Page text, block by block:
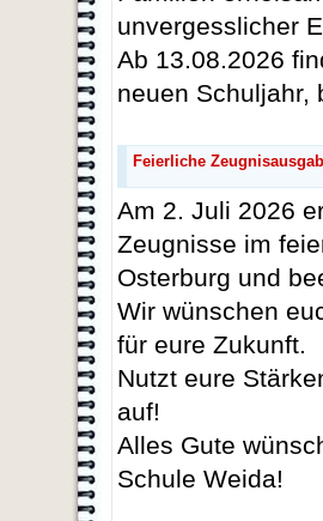
unvergesslicher
Ab 13.08.2026
neuen Schuljahr,
Feierliche
Am 2. Juli 2026
Zeugnisse im
Osterburg und
Wir wünschen
für eure Zukunft.
Nutzt eure
auf!
Alles Gute
Schule Weida!